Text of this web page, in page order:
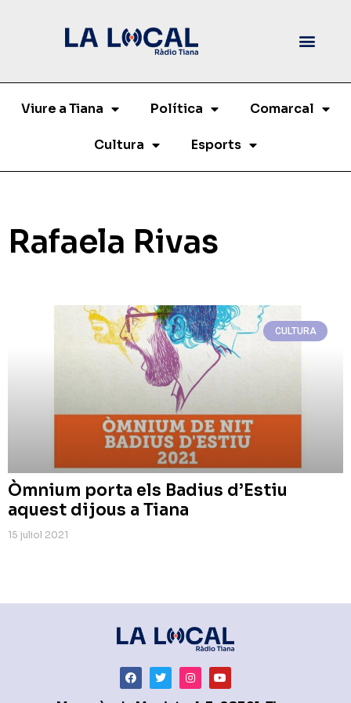
Viure a Tiana Política Comarcal
Cultura Esports
Rafaela Rivas
CULTURA
Òmnium porta els Badius d’Estiu
aquest dijous a Tiana
15 juliol 2021